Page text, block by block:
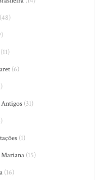
(6)
(31)
(1)
(15)
(16)